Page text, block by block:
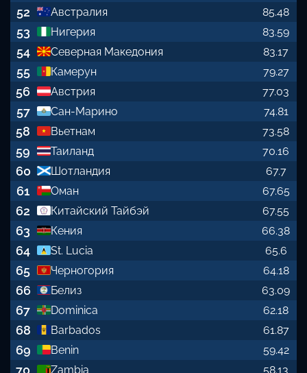
52 Австралия 85.48
53 Нигерия 83.59
54 Северная Македония 83.17
55 Камерун 79.27
56 Австрия 77.03
57 Сан-Марино 74.81
58 Вьетнам 73.58
59 Таиланд 70.16
60 Шотландия 67.7
61 Оман 67.65
62 Китайский Тайбэй 67.55
63 Кения 66.38
64 St. Lucia 65.6
65 Черногория 64.18
66 Белиз 63.09
67 Dominica 62.18
68 Barbados 61.87
69 Benin 59.42
70 Zambia 58.13